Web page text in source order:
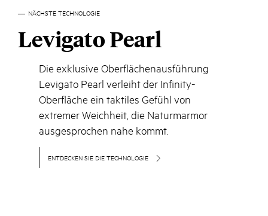
NÄCHSTE TECHNOLOGIE
Levigato Pearl
Die exklusive Oberflächenausführung
Levigato Pearl verleiht der Infinity-
Oberfläche ein taktiles Gefühl von
extremer Weichheit, die Naturmarmor
ausgesprochen nahe kommt.
ENTDECKEN SIE DIE TECHNOLOGIE